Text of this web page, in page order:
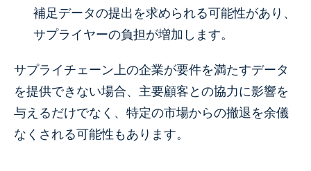
補足データの提出を求められる可能性があり、
サプライヤーの負担が増加します。
サプライチェーン上の企業が要件を満たすデータ
を提供できない場合、主要顧客との協力に影響を
与えるだけでなく、特定の市場からの撤退を余儀
なくされる可能性もあります。